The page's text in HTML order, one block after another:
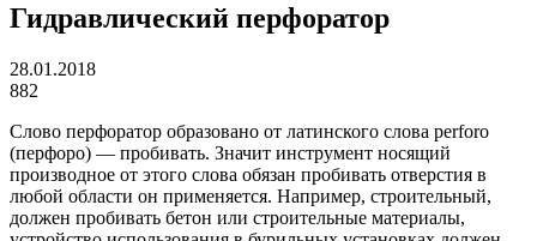
Гидравлический перфоратор
28.01.2018
882
Слово перфоратор образовано от латинского слова perforo
(перфоро) — пробивать. Значит инструмент носящий
производное от этого слова обязан пробивать отверстия в
любой области он применяется. Например, строительный,
должен пробивать бетон или строительные материалы,